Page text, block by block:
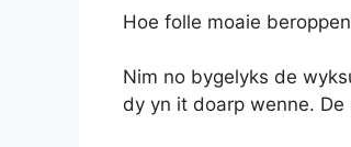
Hoe folle moaie
Nim no bygelyks de
dy yn it doarp wenne.